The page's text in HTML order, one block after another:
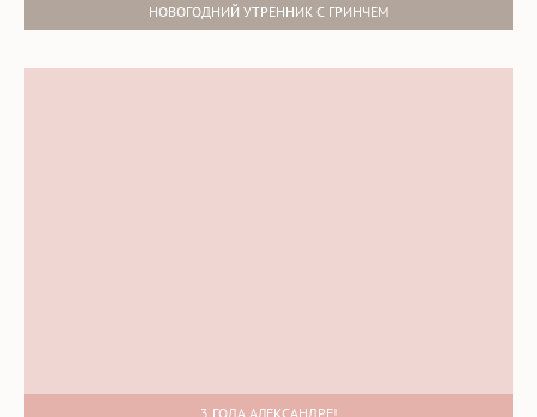
НОВОГОДНИЙ УТРЕННИК С ГРИНЧЕМ
3 ГОДА АЛЕКСАНДРЕ!